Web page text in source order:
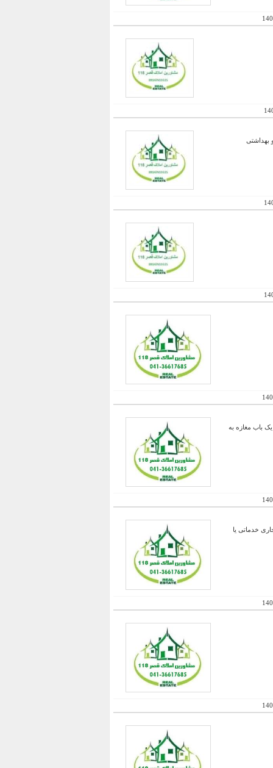
بهداشتی
باب مغازه به
و دیگری ۲۰ متر- با موافقت شهرداری جهت ساخت ۱۰۰ درصد تجاری خدماتی یا